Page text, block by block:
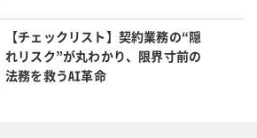
【チェックリスト】契約業務の“隠
れリスク”が丸わかり、限界寸前の
法務を救うAI革命